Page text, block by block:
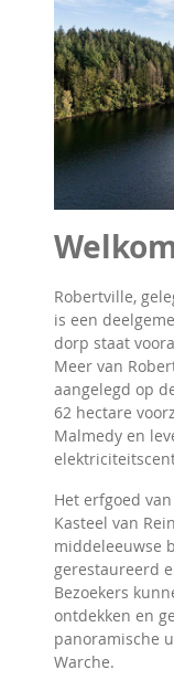
Robertville,
is een
dorp staat
Meer van
aangelegd op
62 hectare
Malmedy en
Het erfgoed
Kasteel van
middeleeuwse
gerestaureerd
Bezoekers
ontdekken en
panoramische
Warche.